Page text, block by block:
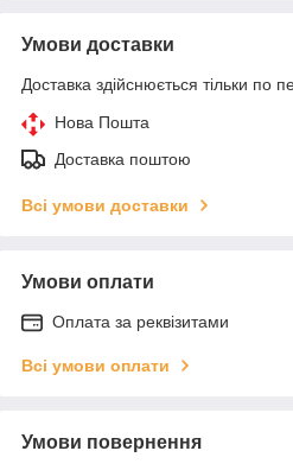
Умови доставки
Доставка здійснюється тільки по
Нова Пошта
Доставка поштою
Всі умови доставки
Умови оплати
Оплата за реквізитами
Всі умови оплати
Умови повернення